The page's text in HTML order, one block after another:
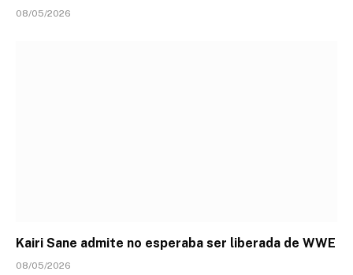
08/05/2026
Kairi Sane admite no esperaba ser liberada de WWE
08/05/2026